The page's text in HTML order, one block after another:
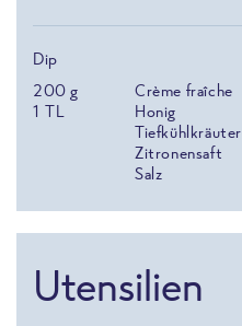
Dip
200 g
Crème fraîche
1 TL
Honig
Tiefkühlkräuter
Zitronensaft
Salz
Utensilien